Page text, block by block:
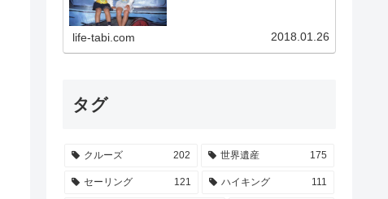
ト、ユニバーサル・スタジオなど
life-tabi.com 2018.01.26
タグ
クルーズ 202 世界遺産 175
セーリング 121 ハイキング 111